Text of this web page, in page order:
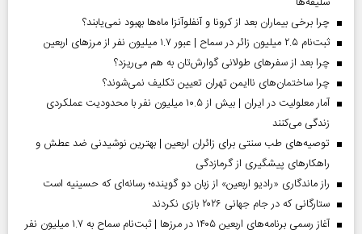
چرا برخی بیماران بعد از کرونا و آنفلوآنزا ماه‌ها بهبود نمی‌یابند؟
ثبت‌نام ۲.۵ میلیون زائر در سماح | عبور ۱.۷ میلیون نفر از مرز‌های اربعین
چرا بعد از سفرهای طولانی گوارش‌تان به هم می‌ریزد؟
چرا ساختمان‌های ناایمن تهران تعیین تکلیف نمی‌شوند؟
آمار معلولیت در ایران | بیش از ۱۰.۵ میلیون نفر با محدودیت عملکردی
زندگی می‌کنند
توصیه‌های طب سنتی برای زائران اربعین | بهترین نوشیدنی ضد عطش و
راهکارهای پیشگیری از گرمازدگی
راز ماندگاری «رادیو اربعین» از زبان دو گوینده؛ رسانه‌ای که حسینیه است
ستارگانی که در جام جهانی ۲۰۲۶ بازی نکردند
آغاز رسمی برنامه‌های اربعین ۱۴۰۵ در مرز‌ها | ثبت‌نام سماح به ۱.۷ میلیون نفر